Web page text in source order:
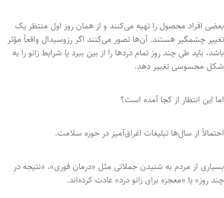
بعضی افراد محصول را تهیه می‌کنند و از همان روز اول منتظر یک
تغییر چشمگیر هستند. آن‌ها تصور می‌کنند اگر رزوسیدال واقعاً مؤثر
باشد، باید طی چند روز تمام دردها را از بین ببرد یا شرایط زانو را به
شکل محسوسی تغییر دهد.
اما این انتظار از کجا آمده است؟
احتمالاً از سال‌ها تبلیغات اغراق‌آمیز در حوزه سلامت.
بسیاری از مردم به شنیدن جملاتی مثل «درمان فوری»، «نتیجه در
چند روز» یا «معجزه برای زانو درد» عادت کرده‌اند.